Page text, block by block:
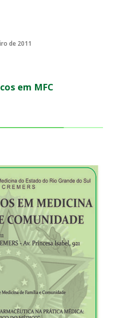
de 2011
em MFC